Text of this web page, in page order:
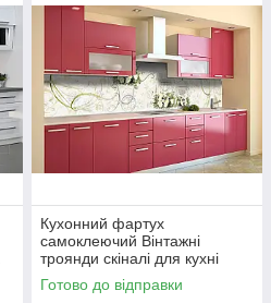
Кухонний фартух
самоклеючий Вінтажні
троянди скіналі для кухні
наклейка ПВХ бежевий
600х2000 мм
Готово до відправки